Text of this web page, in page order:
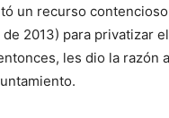
un recurso
2013) para privatizar
les dio la razón